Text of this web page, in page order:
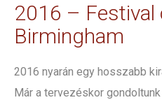
2016 – Festival
Birmingham
2016 nyarán egy hosszabb
Már a tervezéskor